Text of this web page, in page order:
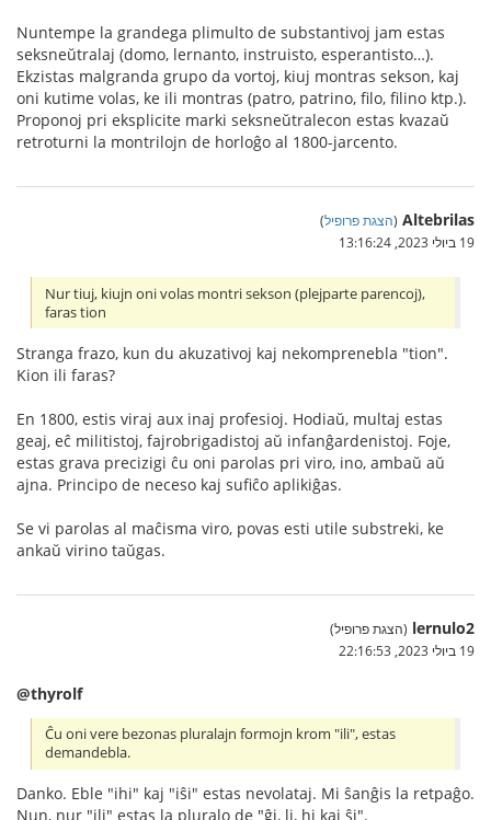
Nuntempe la grandega plimulto de substantivoj jam estas
seksneŭtralaj (domo, lernanto, instruisto, esperantisto…).
Ekzistas malgranda grupo da vortoj, kiuj montras sekson, kaj
oni kutime volas, ke ili montras (patro, patrino, filo, filino ktp.).
Proponoj pri eksplicite marki seksneŭtralecon estas kvazaŭ
retroturni la montrilojn de horloĝo al 1800-jarcento.
Altebrilas
(הצגת פרופיל)
19 ביולי 2023, 13:16:24
Nur tiuj, kiujn oni volas montri sekson (plejparte parencoj),
faras tion
Stranga frazo, kun du akuzativoj kaj nekomprenebla "tion".
Kion ili faras?
En 1800, estis viraj aux inaj profesioj. Hodiaŭ, multaj estas
geaj, eĉ militistoj, fajrobrigadistoj aŭ infanĝardenistoj. Foje,
estas grava precizigi ĉu oni parolas pri viro, ino, ambaŭ aŭ
ajna. Principo de neceso kaj sufiĉo aplikiĝas.
Se vi parolas al maĉisma viro, povas esti utile substreki, ke
ankaŭ virino taŭgas.
lernulo2 (הצגת פרופיל)
19 ביולי 2023, 22:16:53
@thyrolf
Ĉu oni vere bezonas pluralajn formojn krom "ili", estas
demandebla.
Danko. Eble "ihi" kaj "iŝi" estas nevolataj. Mi ŝanĝis la retpaĝo.
Nun, nur "ili" estas la pluralo de "ĝi, li, hi kaj ŝi".